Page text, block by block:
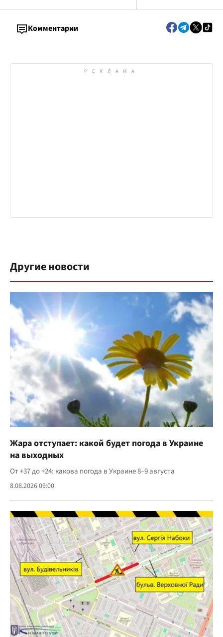
Комментарии
Другие новости
Жара отступает: какой будет погода в Украине
на выходных
От +37 до +24: какова погода в Украине 8–9 августа
8.08.2026 09:00